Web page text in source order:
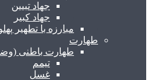
جهاد تبیین
جهاد کبیر
مبارزه با تطهیر
طهارت
طهارت باطنی
تیمم
غسل